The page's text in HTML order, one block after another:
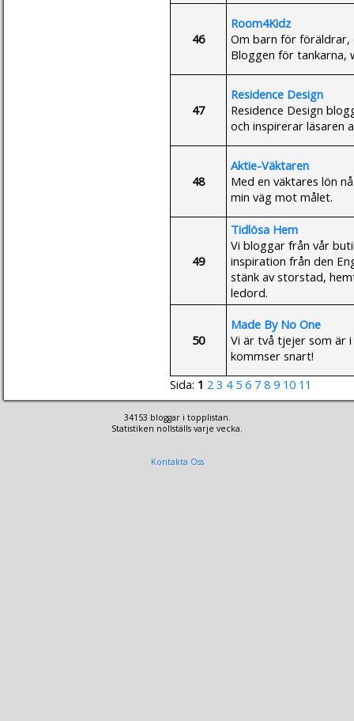
46
Room4Kidz
Om barn för föräldrar,
Bloggen för tankarna,
47
Residence Design
Residence Design
och inspirerar läsaren
48
Aktie-Väktaren
Med en väktares lön
min väg mot målet.
49
Tidlösa Hem
Vi bloggar från vår
inspiration från den
stänk av storstad,
ledord.
50
Made By No One
Vi är två tjejer som är
kommser snart!
Sida: 1 2 3 4 5 6 7 8 9 10 11
34153 bloggar i topplistan.
Statistiken nollställs varje vecka.
Kontakta Oss